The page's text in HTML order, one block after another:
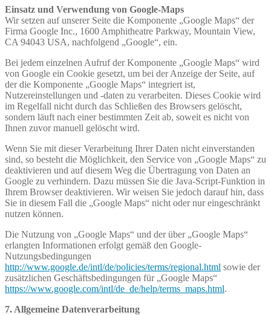
Einsatz und Verwendung von Google-Maps
Wir setzen auf unserer Seite die Komponente „Google Maps“ der
Firma Google Inc., 1600 Amphitheatre Parkway, Mountain View,
CA 94043 USA, nachfolgend „Google“, ein.
Bei jedem einzelnen Aufruf der Komponente „Google Maps“ wird
von Google ein Cookie gesetzt, um bei der Anzeige der Seite, auf
der die Komponente „Google Maps“ integriert ist,
Nutzereinstellungen und -daten zu verarbeiten. Dieses Cookie wird
im Regelfall nicht durch das Schließen des Browsers gelöscht,
sondern läuft nach einer bestimmten Zeit ab, soweit es nicht von
Ihnen zuvor manuell gelöscht wird.
Wenn Sie mit dieser Verarbeitung Ihrer Daten nicht einverstanden
sind, so besteht die Möglichkeit, den Service von „Google Maps“ zu
deaktivieren und auf diesem Weg die Übertragung von Daten an
Google zu verhindern. Dazu müssen Sie die Java-Script-Funktion in
Ihrem Browser deaktivieren. Wir weisen Sie jedoch darauf hin, dass
Sie in diesem Fall die „Google Maps“ nicht oder nur eingeschränkt
nutzen können.
Die Nutzung von „Google Maps“ und der über „Google Maps“
erlangten Informationen erfolgt gemäß den Google-
Nutzungsbedingungen
http://www.google.de/intl/de/policies/terms/regional.html sowie der
zusätzlichen Geschäftsbedingungen für „Google Maps“
https://www.google.com/intl/de_de/help/terms_maps.html.
7. Allgemeine Datenverarbeitung